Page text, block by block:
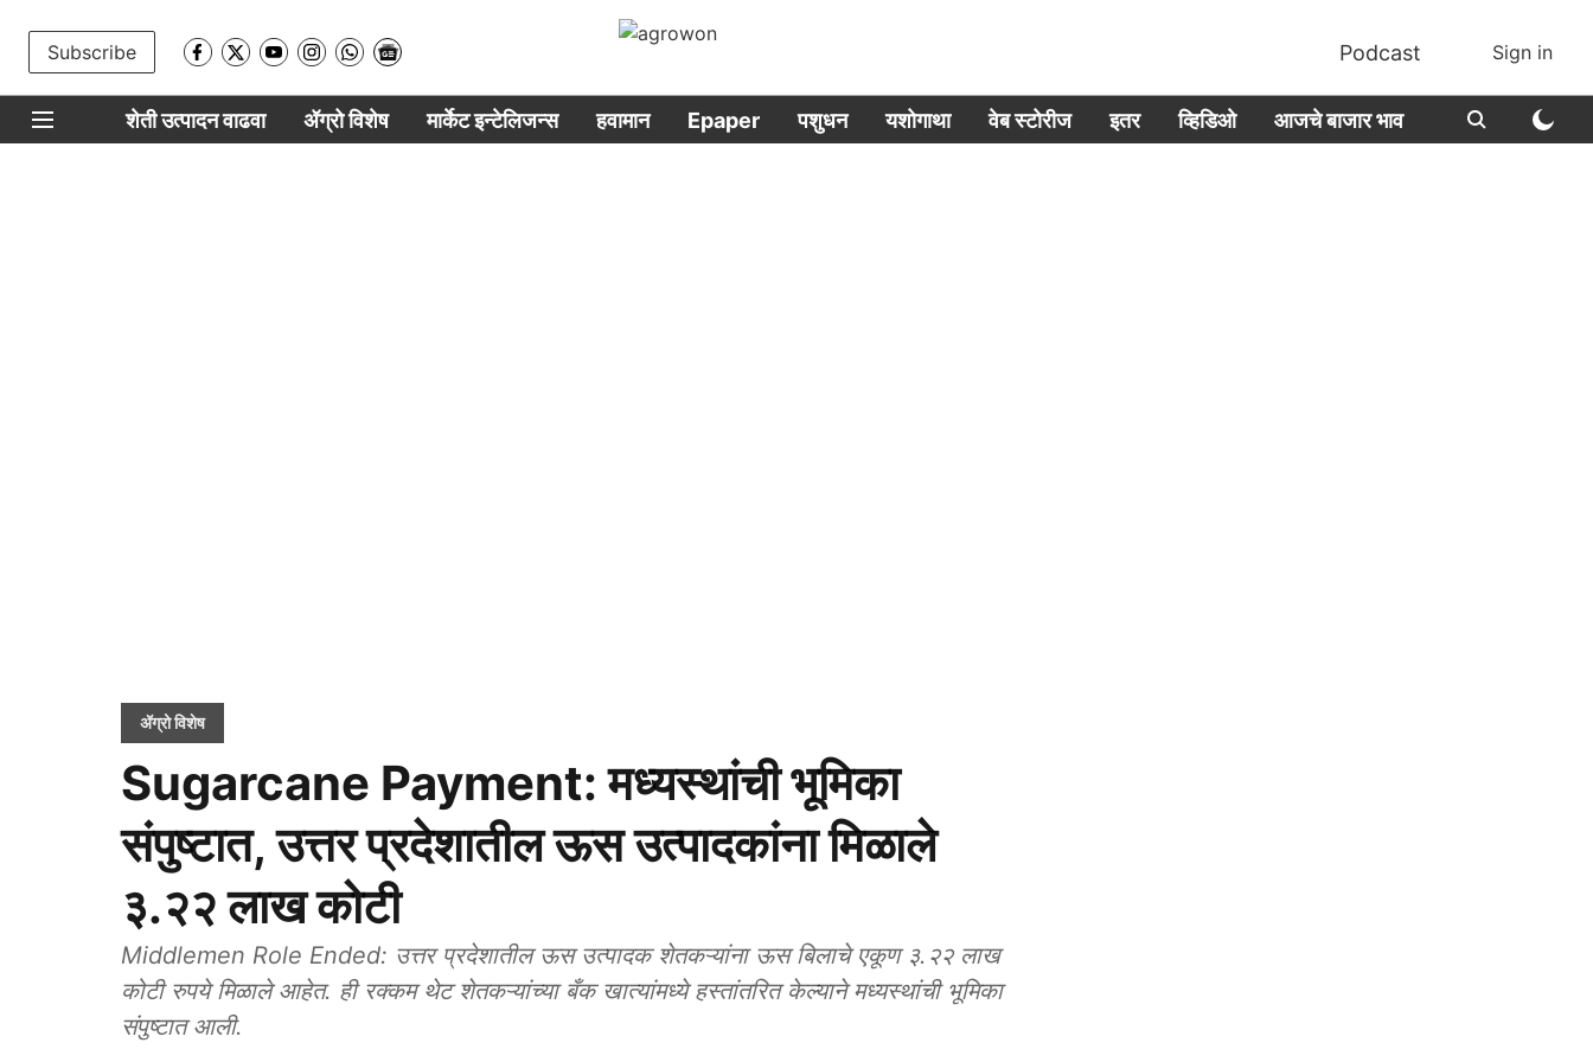
Subscribe Podcast Sign in
शेती उत्पादन वाढवा ॲग्रो विशेष मार्केट इन्टेलिजन्स हवामान Epaper पशुधन यशोगाथा वेब स्टोरीज इतर व्हिडिओ आजचे बाजार भाव
ॲग्रो विशेष
Sugarcane Payment: मध्यस्थांची भूमिका
संपुष्टात, उत्तर प्रदेशातील ऊस उत्पादकांना मिळाले
३.२२ लाख कोटी
Middlemen Role Ended: उत्तर प्रदेशातील ऊस उत्पादक शेतकऱ्यांना ऊस बिलाचे एकूण ३.२२ लाख
कोटी रुपये मिळाले आहेत. ही रक्कम थेट शेतकऱ्यांच्या बँक खात्यांमध्ये हस्तांतरित केल्याने मध्यस्थांची भूमिका
संपुष्टात आली.